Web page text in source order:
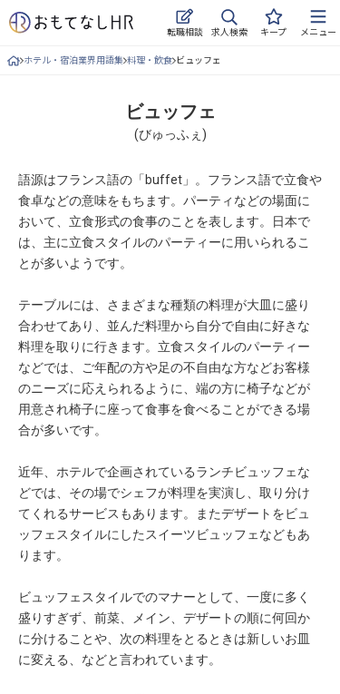
転職相談 求人検索 キープ メニュー
求人・施設を探す
就職・転職 合同説明会
おもてなしHRについて
よくある質問
ホテル・宿泊業界情報コラム
無料
採用をお考えの企業様へ
ホテル・宿泊業界用語集 料理・飲食 ビュッフェ
ビュッフェ
(びゅっふぇ )
語源はフランス語の「buffet」。フランス語で立食や
食卓などの意味をもちます。パーティなどの場面に
おいて、立食形式の食事のことを表します。日本で
は、主に立食スタイルのパーティーに用いられるこ
とが多いようです。
テーブルには、さまざまな種類の料理が大皿に盛り
合わせてあり、並んだ料理から自分で自由に好きな
料理を取りに行きます。立食スタイルのパーティー
などでは、ご年配の方や足の不自由な方などお客様
のニーズに応えられるように、端の方に椅子などが
用意され椅子に座って食事を食べることができる場
合が多いです。
近年、ホテルで企画されているランチビュッフェな
どでは、その場でシェフが料理を実演し、取り分け
てくれるサービスもあります。またデザートをビュ
ッフェスタイルにしたスイーツビュッフェなどもあ
ります。
ビュッフェスタイルでのマナーとして、一度に多く
盛りすぎず、前菜、メイン、デザートの順に何回か
に分けることや、次の料理をとるときは新しいお皿
に変える、などと言われています。